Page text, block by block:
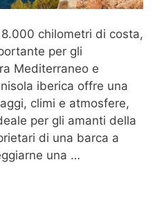
chilometri di costa,
per gli
Mediterraneo e
iberica offre una
climi e atmosfere,
per gli amanti della
di una barca a
una …